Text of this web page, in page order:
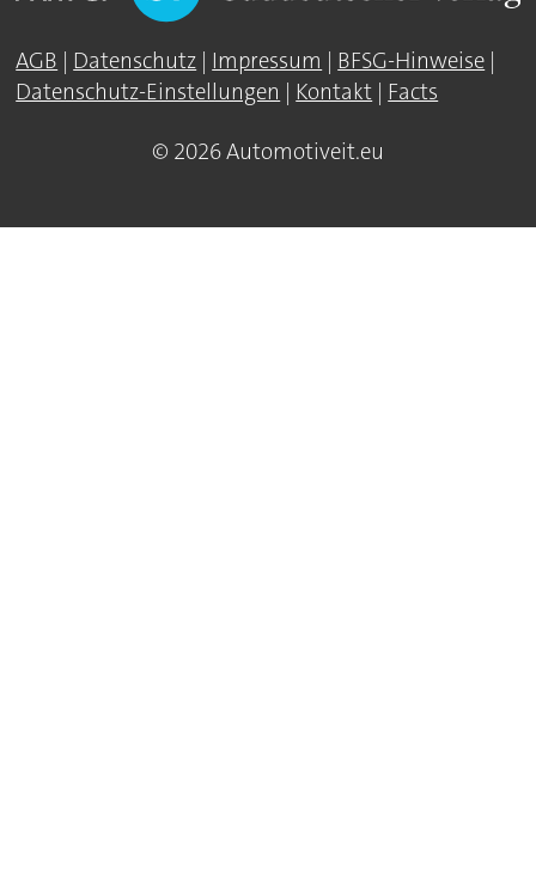
AGB | Datenschutz | Impressum | BFSG-Hinweise |
Datenschutz-Einstellungen | Kontakt | Facts
© 2026 Automotiveit.eu